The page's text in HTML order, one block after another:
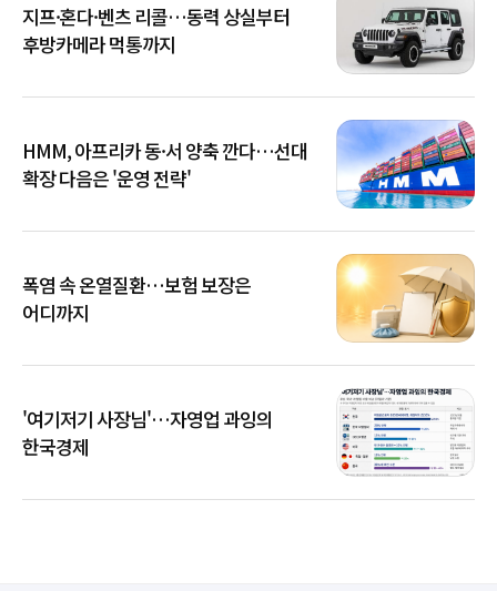
지프·혼다·벤츠 리콜…동력 상실부터
후방카메라 먹통까지
HMM, 아프리카 동·서 양축 깐다…선대
확장 다음은 '운영 전략'
폭염 속 온열질환…보험 보장은
어디까지
'여기저기 사장님'…자영업 과잉의
한국경제